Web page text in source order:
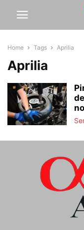
Home Tags Aprilia
Aprilia